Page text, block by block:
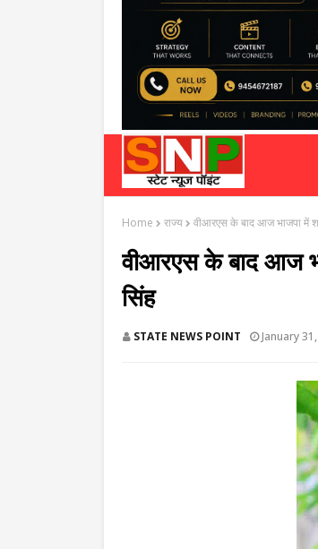
Home राज्य वीआरएस के बाद आज भाजपा में
वीआरएस के बाद आज
सिंह
STATE NEWS POINT January